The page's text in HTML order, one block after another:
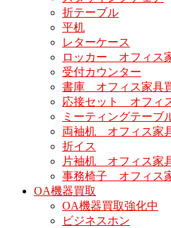
折テーブル
平机
レターケース
ロッカー オフィス
受付カウンター
書庫 オフィス家具
応接セット オフィ
ミーティングテー
両袖机 オフィス家
折イス
片袖机 オフィス家
事務椅子 オフィス
OA機器買取
OA機器買取強化中
ビジネスホン